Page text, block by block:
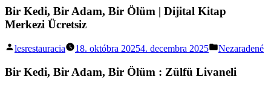
Bir Kedi, Bir Adam, Bir Ölüm | Dijital Kitap
Merkezi Ücretsiz
Posted
lesrestauracia 18. októbra 20254. decembra 2025
Posted
Nezaradené
Bir Kedi, Bir Adam, Bir Ölüm : Zülfü Livaneli